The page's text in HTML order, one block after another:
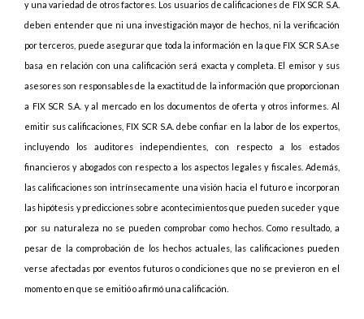
y una variedad de otros factores. Los usuarios de calificaciones de FIX SCR S.A.
deben entender que ni una investigación mayor de hechos, ni la verificación
por terceros, puede asegurar que toda la información en la que FIX SCR S.A.se
basa en relación con una calificación será exacta y completa. El emisor y sus
asesores son responsables de la exactitud de la información que proporcionan
a FIX SCR S.A. y al mercado en los documentos de oferta y otros informes. Al
emitir sus calificaciones, FIX SCR S.A. debe confiar en la labor de los expertos,
incluyendo los auditores independientes, con respecto a los estados
financieros y abogados con respecto a los aspectos legales y fiscales. Además,
las calificaciones son intrínsecamente una visión hacia el futuro e incorporan
las hipótesis y predicciones sobre acontecimientos que pueden suceder y que
por su naturaleza no se pueden comprobar como hechos. Como resultado, a
pesar de la comprobación de los hechos actuales, las calificaciones pueden
verse afectadas por eventos futuros o condiciones que no se previeron en el
momento en que se emitió o afirmó una calificación.